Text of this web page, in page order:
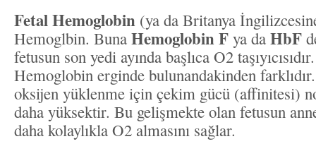
Fetal Hemoglobin (ya da Britanya
Hemoglbin. Buna Hemoglobin F ya da HbF
fetusun son yedi ayında başlıca O2
Hemoglobin erginde bulunandakinden
oksijen yüklenme için çekim gücü (affinitesi)
daha yüksektir. Bu gelişmekte olan fetusun
daha kolaylıkla O2 almasını sağlar.